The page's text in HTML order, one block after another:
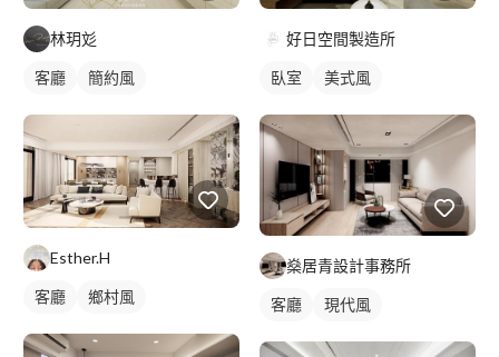
林玥彣
客廳 簡約風
Esther.H
客廳 鄉村風
好日空間製造所
臥室 美式風
燊居青設計事務所
客廳 現代風